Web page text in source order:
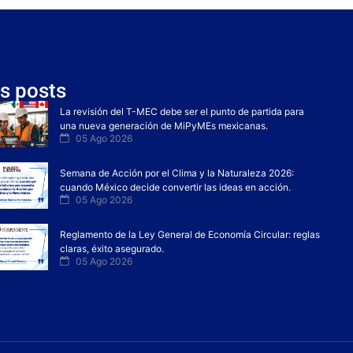
posts
La revisión del T-MEC debe ser el punto de partida para
una nueva generación de MiPyMEs mexicanas.
05 Ago 2026
Semana de Acción por el Clima y la Naturaleza 2026:
cuando México decide convertir las ideas en acción.
05 Ago 2026
Reglamento de la Ley General de Economía Circular: reglas
claras, éxito asegurado.
05 Ago 2026